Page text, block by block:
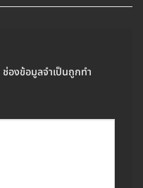
ช่องข้อมูลจำเป็นถูกทำ